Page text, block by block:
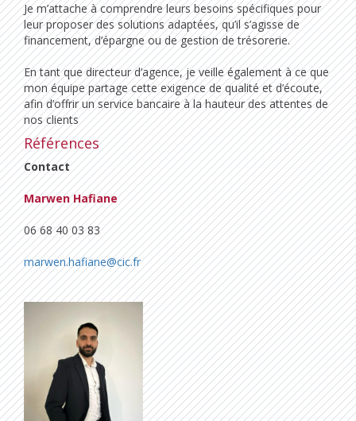
Je m’attache à comprendre leurs besoins spécifiques pour
leur proposer des solutions adaptées, qu’il s’agisse de
financement, d’épargne ou de gestion de trésorerie.
En tant que directeur d’agence, je veille également à ce que
mon équipe partage cette exigence de qualité et d’écoute,
afin d’offrir un service bancaire à la hauteur des attentes de
nos clients
Références
Contact
Marwen Hafiane
06 68 40 03 83
marwen.hafiane@cic.fr